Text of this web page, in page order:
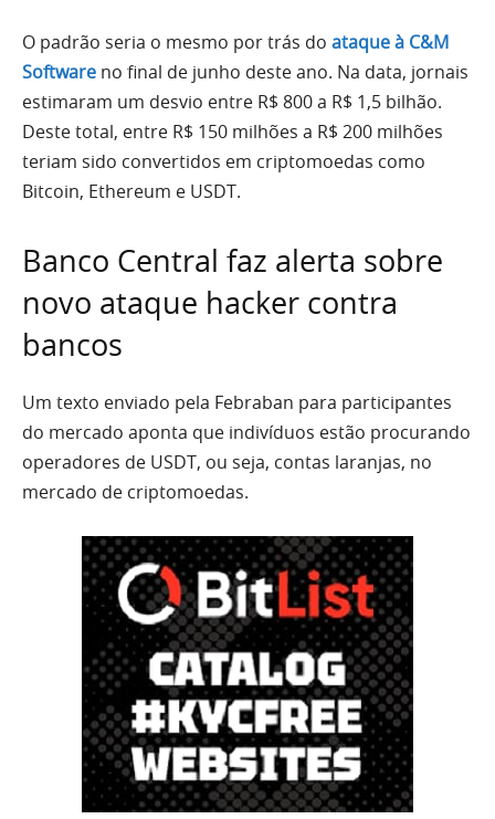
O padrão seria o mesmo por trás do ataque à C&M
Software no final de junho deste ano. Na data, jornais
estimaram um desvio entre R$ 800 a R$ 1,5 bilhão.
Deste total, entre R$ 150 milhões a R$ 200 milhões
teriam sido convertidos em criptomoedas como
Bitcoin, Ethereum e USDT.
Banco Central faz alerta sobre
novo ataque hacker contra
bancos
Um texto enviado pela Febraban para participantes
do mercado aponta que indivíduos estão procurando
operadores de USDT, ou seja, contas laranjas, no
mercado de criptomoedas.